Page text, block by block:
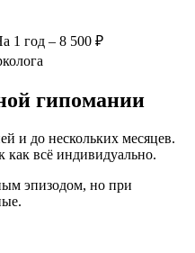
1 год – 8 500 ₽
гипомании
и до нескольких месяцев.
как всё индивидуально.
эпизодом, но при